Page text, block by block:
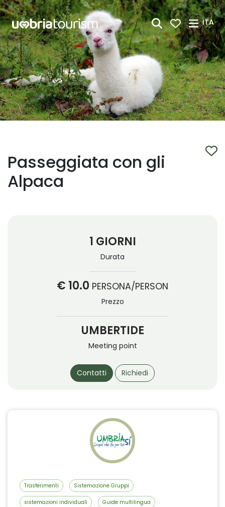
Skip to Main Content
ITA
Passeggiata con gli
Alpaca
1 GIORNI
Durata
€ 10.0 PERSONA/PERSON
Prezzo
UMBERTIDE
Meeting point
Contatti Richiedi
Trasferimenti Sistemazione Gruppi
sistemazioni individuali Guide multilingua